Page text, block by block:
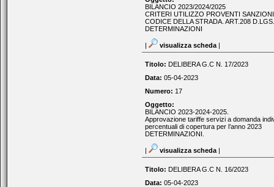
BILANCIO 2023/2024/2025
CRITERI UTILIZZO PROVENTI
CODICE DELLA STRADA. ART.208
DETERMINAZIONI
| visualizza scheda |
Titolo: DELIBERA G.C N. 17/2023
Data: 05-04-2023
Numero: 17
Oggetto:
BILANCIO 2023-2024-2025.
Approvazione tariffe servizi a domanda
percentuali di copertura per l’anno 2023
DETERMINAZIONI.
| visualizza scheda |
Titolo: DELIBERA G.C N. 16/2023
Data: 05-04-2023